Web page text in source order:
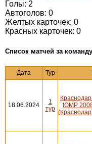
Голы: 2
Автоголов: 0
Желтых карточек: 0
Красных карточек: 0
Cписок матчей за команду
Дата Тур
18.06.2024
1
тур
ЮМР